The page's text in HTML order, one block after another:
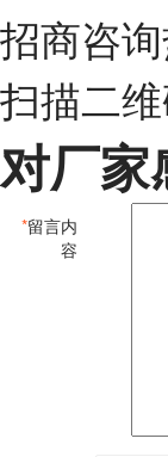
招商咨
扫描二
对厂家
*留言内
容